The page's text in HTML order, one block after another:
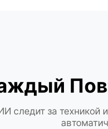
следит за техникой